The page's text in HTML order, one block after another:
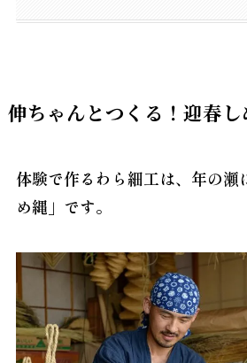
伸ちゃんとつくる！迎春
体験で作るわら細工は、年の瀬
め縄」です。